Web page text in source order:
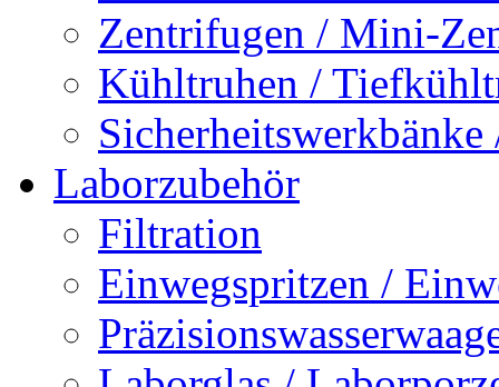
Zentrifugen / Mini-
Kühltruhen /
Laborzubehör
Filtration
Einwegspritzen /